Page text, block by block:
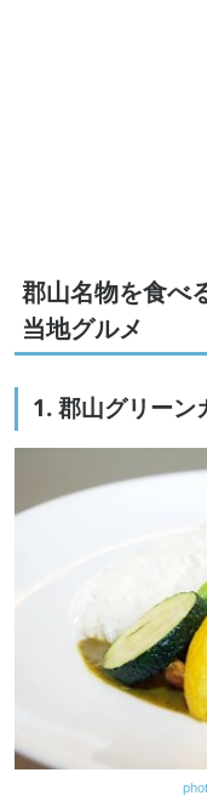
郡山名物を食べ
当地グルメ
1. 郡山グリーン